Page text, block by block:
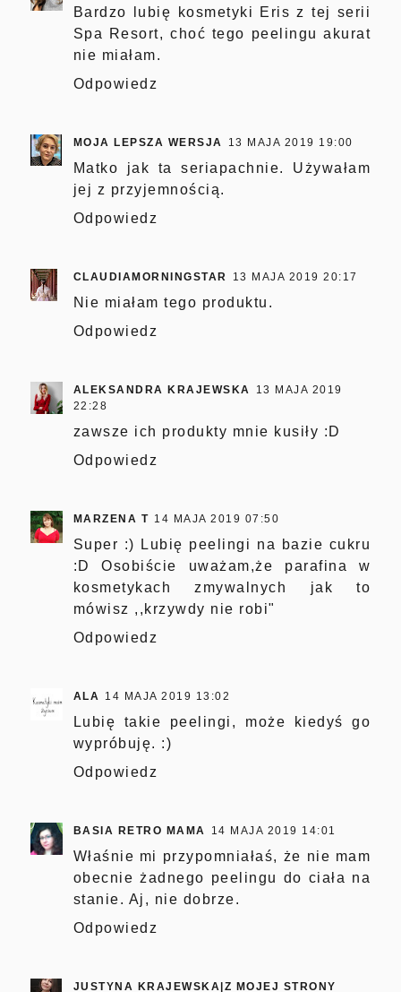
Bardzo lubię kosmetyki Eris z tej serii
Spa Resort, choć tego peelingu akurat
nie miałam.
Odpowiedz
MOJA LEPSZA WERSJA 13 MAJA 2019 19:00
Matko jak ta seriapachnie. Używałam
jej z przyjemnością.
Odpowiedz
CLAUDIAMORNINGSTAR 13 MAJA 2019 20:17
Nie miałam tego produktu.
Odpowiedz
ALEKSANDRA KRAJEWSKA
13 MAJA 2019
22:28
zawsze ich produkty mnie kusiły :D
Odpowiedz
MARZENA T 14 MAJA 2019 07:50
Super :) Lubię peelingi na bazie cukru
:D Osobiście uważam,że parafina w
kosmetykach zmywalnych jak to
mówisz ,,krzywdy nie robi"
Odpowiedz
ALA 14 MAJA 2019 13:02
Lubię takie peelingi, może kiedyś go
wypróbuję. :)
Odpowiedz
BASIA RETRO MAMA 14 MAJA 2019 14:01
Właśnie mi przypomniałaś, że nie mam
obecnie żadnego peelingu do ciała na
stanie. Aj, nie dobrze.
Odpowiedz
JUSTYNA KRAJEWSKA|Z MOJEJ STRONY